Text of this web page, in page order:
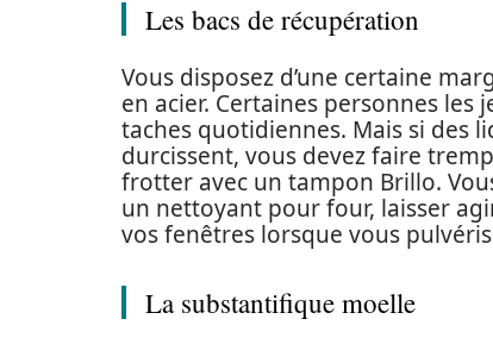
Les bacs de récupération
Vous disposez d’une certaine
en acier. Certaines personnes
taches quotidiennes. Mais si des
durcissent, vous devez faire
frotter avec un tampon Brillo.
un nettoyant pour four, laisser
vos fenêtres lorsque vous
La substantifique moelle